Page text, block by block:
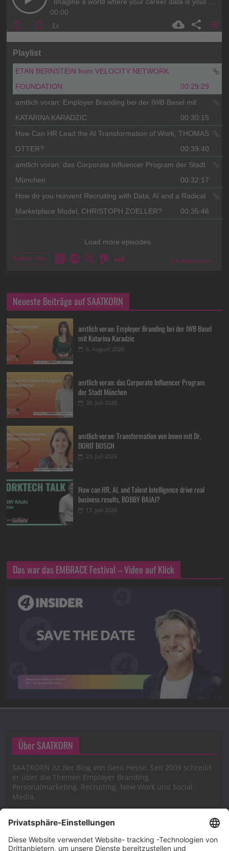
Neueste Beiträge auf SAATKORN
amtlich voran: Employer Branding bei der IWB Basel
mit Katarina Karadzic
6. August 2026
amtlich voran: das Corporate Influencer Program
der Stadt München
30. Juli 2026
amtlich voran: Transformation von Innen mit Dr.
DORIT BOSCH
23. Juli 2026
How can HR, AI, and Talent Intelligence drive real
business results, BOBBY BAJAJ?
17. Juli 2026
Das war das EMBRACE Festival – Video auf Klick
Über SAATKORN
SAATKORN ist der Blog von Gero Hesse. Seit 2009 schreibt
er über die Themen Employer Branding,
Personalmarketing, Recruiting, New Work und Social
Media.